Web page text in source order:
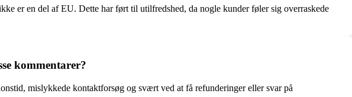
er en del af EU. Dette har ført til utilfredshed, da nogle kunder føler sig overraskede
kommentarer?
mislykkede kontaktforsøg og svært ved at få refunderinger eller svar på